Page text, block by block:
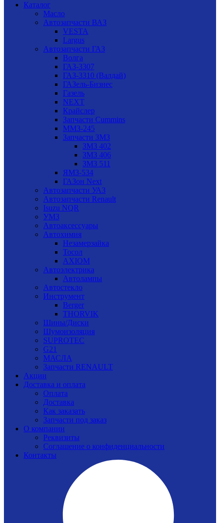
Каталог
Масло
Автозапчасти ВАЗ
VESTA
Largus
Автозапчасти ГАЗ
Волга
ГАЗ-3307
ГАЗ-3310 (Валдай)
ГАЗель-Бизнес
Газель
NEXT
Крайслер
Запчасти Cummins
ММЗ-245
Запчасти ЗМЗ
ЗМЗ 402
ЗМЗ 406
ЗМЗ 511
ЯМЗ-534
ГАЗон Next
Автозапчасти УАЗ
Автозапчасти Renault
Isuzu NQR
УМЗ
Автоаксессуары
Автохимия
Незамерзайка
Тосол
AXIOM
Автоэлектрика
Автолампы
Автостекло
Инструмент
Berger
THORVIK
Шины/Диски
Шумоизоляция
SUPROTEC
G21
МАСЛА
Запчасти RENAULT
Акции
Доставка и оплата
Оплата
Доставка
Как заказать
Запчасти под заказ
О компании
Реквизиты
Соглашение о конфиденциальности
Контакты